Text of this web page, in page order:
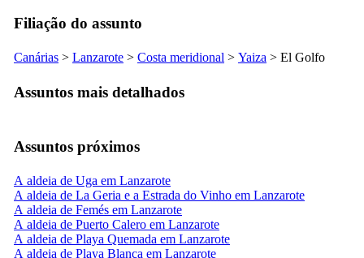
Filiação do assunto
Canárias > Lanzarote > Costa meridional > Yaiza > El Golfo
Assuntos mais detalhados
Assuntos próximos
A aldeia de Uga em Lanzarote
A aldeia de La Geria e a Estrada do Vinho em Lanzarote
A aldeia de Femés em Lanzarote
A aldeia de Puerto Calero em Lanzarote
A aldeia de Playa Quemada em Lanzarote
A aldeia de Playa Blanca em Lanzarote